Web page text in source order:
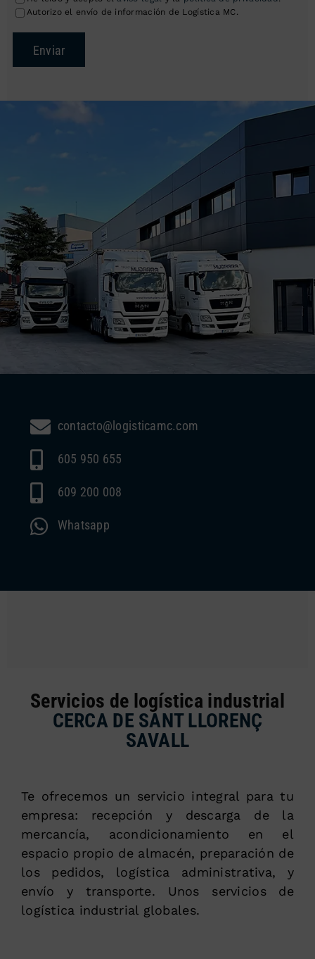
contacto@logisticamc.com
605 950 655
609 200 008
Whatsapp
Autorizo el envío de información de Logística MC.
Enviar
Servicios de logística industrial
CERCA DE SANT LLORENÇ
SAVALL
Te ofrecemos un servicio integral para tu
empresa: recepción y descarga de la
mercancía, acondicionamiento en el
espacio propio de almacén, preparación de
los pedidos, logística administrativa, y
envío y transporte. Unos servicios de
logística industrial globales.